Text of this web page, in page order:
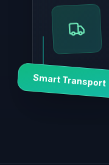
Smart Transport